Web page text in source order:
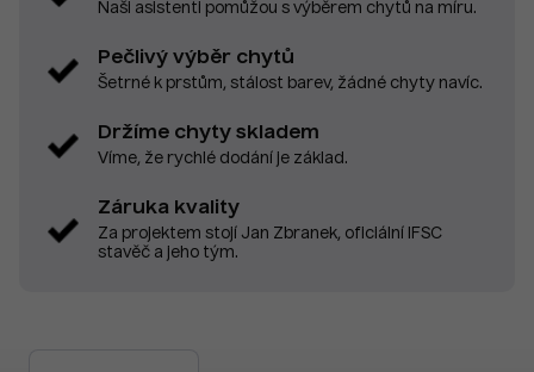
Naši asistenti pomůžou s výběrem chytů na míru.
Pečlivý výběr chytů
Šetrné k prstům, stálost barev, žádné chyty navíc.
Držíme chyty skladem
Víme, že rychlé dodání je základ.
Záruka kvality
Za projektem stojí Jan Zbranek, oficiální IFSC
stavěč a jeho tým.